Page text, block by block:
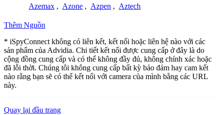
Azemax , Azone , Azpen , Aztech
Thêm Nguồn
* iSpyConnect không có liên kết, kết nối hoặc liên hệ nào với các
sản phẩm của Advidia. Chi tiết kết nối được cung cấp ở đây là do
cộng đồng cung cấp và có thể không đầy đủ, không chính xác hoặc
đã lỗi thời. Chúng tôi không cung cấp bất kỳ bảo đảm hay cam kết
nào rằng bạn sẽ có thể kết nối với camera của mình bằng các URL
này.
Quay lại đầu trang